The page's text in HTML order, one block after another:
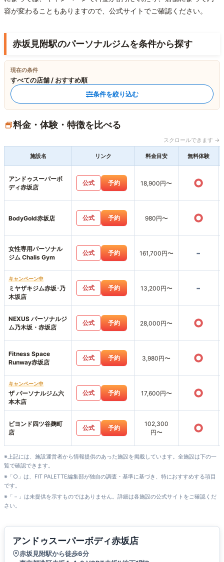
容が変わることもありますので、公式サイトでご確認ください。
赤坂見附駅のパーソナルジムを条件から探す
現在の条件
すべての店舗 / おすすめ順
条件を絞り込む
料金・体験・特徴を比べる
スクロールできます →
施設名 リンク 料金目安 無料体験
アンドゥスーパーボ
ディ赤坂店
公式 予約 18,900円〜 ○
BodyGold赤坂店 公式 予約 980円〜 ○
女性専用パーソナル
ジム Chalis Gym
公式 予約 161,700円〜 -
キャンペーン中
ミヤザキジム赤坂･乃
木坂店
公式 予約 13,200円〜 -
NEXUS パーソナルジ
ム乃木坂・赤坂店
公式 予約 28,000円〜 ○
Fitness Space
Runway赤坂店
公式 予約 3,980円〜 ○
キャンペーン中
ザ パーソナルジム六
本木店
公式 予約 17,600円〜 ○
ビヨンド四ツ谷麹町
店
公式 予約
102,300
円〜
○
※上記には、施設運営者から情報提供のあった施設を掲載しています。全施設は下の一
覧で確認できます。
※「○」は、FIT PALETTE編集部が独自の調査・基準に基づき、特におすすめする項目
です。
※「－」は未提供を示すものではありません。詳細は各施設の公式サイトをご確認くだ
さい。
アンドゥスーパーボディ赤坂店
赤坂見附駅から徒歩6分